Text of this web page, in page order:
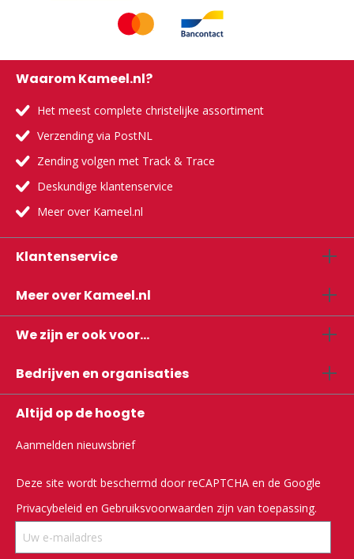
Waarom Kameel.nl?
Het meest complete christelijke assortiment
Verzending via PostNL
Zending volgen met Track & Trace
Deskundige klantenservice
Meer over Kameel.nl
Klantenservice
Meer over Kameel.nl
We zijn er ook voor...
Bedrijven en organisaties
Altijd op de hoogte
Aanmelden nieuwsbrief
Deze site wordt beschermd door reCAPTCHA en de Google
Privacybeleid en Gebruiksvoorwaarden zijn van toepassing.